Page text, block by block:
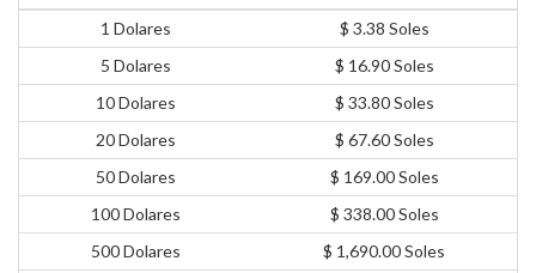
1 Dolares
$ 3.38 Soles
5 Dolares
$ 16.90 Soles
10 Dolares
$ 33.80 Soles
20 Dolares
$ 67.60 Soles
50 Dolares
$ 169.00 Soles
100 Dolares
$ 338.00 Soles
500 Dolares
$ 1,690.00 Soles